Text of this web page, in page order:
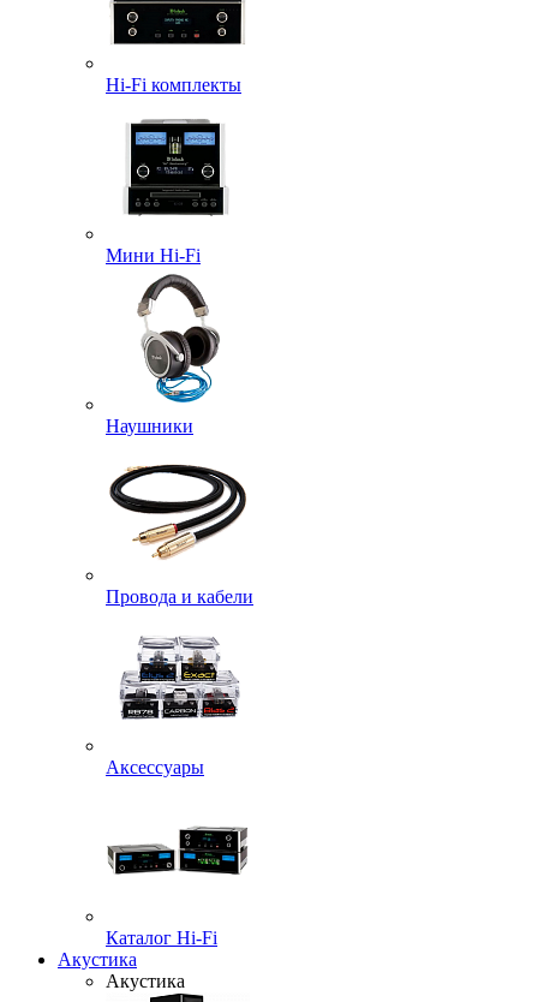
Hi-Fi комплекты
Мини Hi-Fi
Наушники
Провода и кабели
Аксессуары
Каталог Hi-Fi
Акустика
Акустика